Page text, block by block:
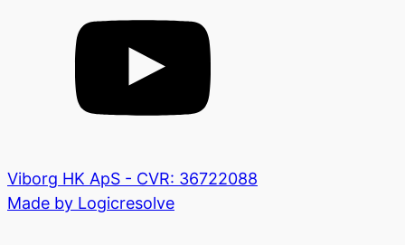
Viborg HK ApS - CVR: 36722088
Made by Logicresolve